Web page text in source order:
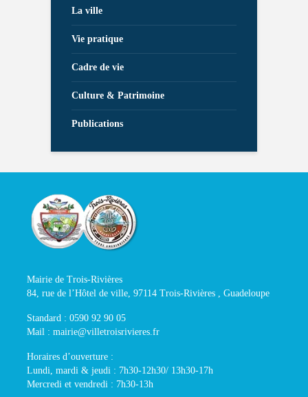
La ville
Vie pratique
Cadre de vie
Culture & Patrimoine
Publications
Mairie de Trois-Rivières
84, rue de l’Hôtel de ville, 97114 Trois-Rivières , Guadeloupe
Standard : 0590 92 90 05
Mail : mairie@villetroisrivieres.fr
Horaires d’ouverture :
Lundi, mardi & jeudi : 7h30-12h30/ 13h30-17h
Mercredi et vendredi : 7h30-13h